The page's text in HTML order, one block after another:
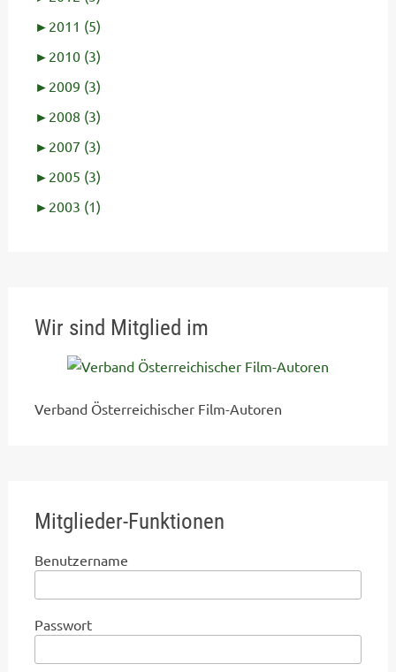
► 2011 (5)
► 2010 (3)
► 2009 (3)
► 2008 (3)
► 2007 (3)
► 2005 (3)
► 2003 (1)
Wir sind Mitglied im
Verband Österreichischer Film-Autoren
Mitglieder-Funktionen
Benutzername
Passwort